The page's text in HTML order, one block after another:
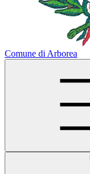
Comune di Arborea